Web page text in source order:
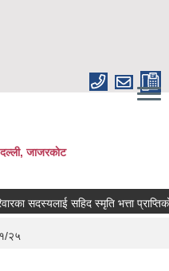
दल्ली, जाजरकाेट
सदस्यलाई सहिद स्मृति भत्ता प्राप्तिको
२५